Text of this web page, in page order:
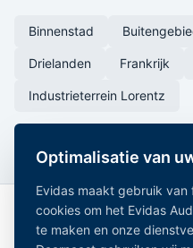
Binnenstad
Drielanden Frankrijk
Industrieterrein Lorentz
Optimalisatie van
Evidas maakt gebruik
cookies om het Evidas
te maken en onze